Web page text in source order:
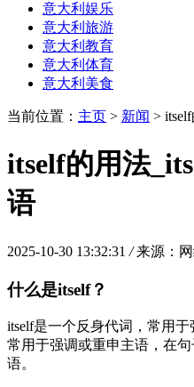
意大利娱乐
意大利旅游
意大利教育
意大利体育
意大利美食
当前位置： 主页 > 新闻 >
itself的用法
语
2025-10-30 13:32:31 / 来源：
什么是itself？
itself是一个反身代词，常用
常用于强调或重申主语，在
语。